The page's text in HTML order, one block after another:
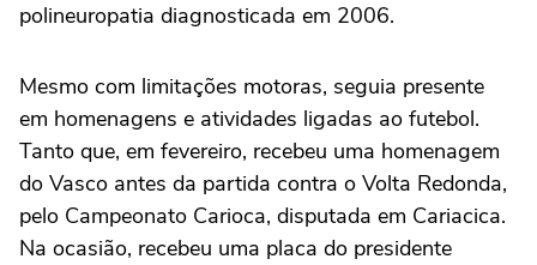
polineuropatia diagnosticada em 2006.
Mesmo com limitações motoras, seguia presente
em homenagens e atividades ligadas ao futebol.
Tanto que, em fevereiro, recebeu uma homenagem
do Vasco antes da partida contra o Volta Redonda,
pelo Campeonato Carioca, disputada em Cariacica.
Na ocasião, recebeu uma placa do presidente